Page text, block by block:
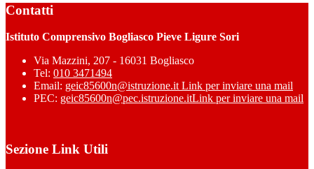
Contatti
Istituto Comprensivo Bogliasco Pieve Ligure Sori
Via Mazzini, 207 - 16031 Bogliasco
Tel: 010 3471494
Email: geic85600n@istruzione.it Link per inviare una mail
PEC: geic85600n@pec.istruzione.itLink per inviare una mail
Sezione Link Utili